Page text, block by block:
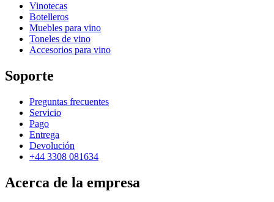
Vinotecas
Botelleros
Muebles para vino
Toneles de vino
Accesorios para vino
Soporte
Preguntas frecuentes
Servicio
Pago
Entrega
Devolución
+44 3308 081634
Acerca de la empresa